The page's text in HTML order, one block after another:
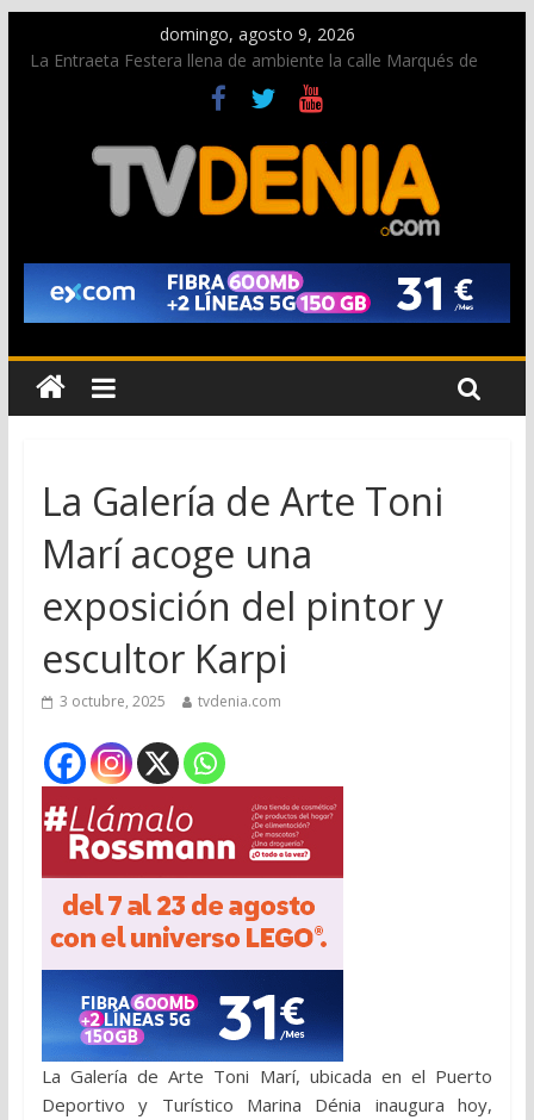
domingo, agosto 9, 2026
La Entraeta Festera llena de ambiente la calle Marqués de
Campo con la recepción a la Capitanía Cristiana
Dos personas fallecen en un grave accidente en la N-332
entre Benissa y Calp
Una nueva oportunidad para donar sangre en Cruz Roja
El bando moro protagonista en la Segunda Entraeta Festera
Paco Adsuar dona al Arxiu de Dénia más de 50.000 imágenes
de la memoria visual de la ciudad
La Galería de Arte Toni
Marí acoge una
exposición del pintor y
escultor Karpi
3 octubre, 2025 tvdenia.com
La Galería de Arte Toni Marí, ubicada en el Puerto
Deportivo y Turístico Marina Dénia inaugura hoy,